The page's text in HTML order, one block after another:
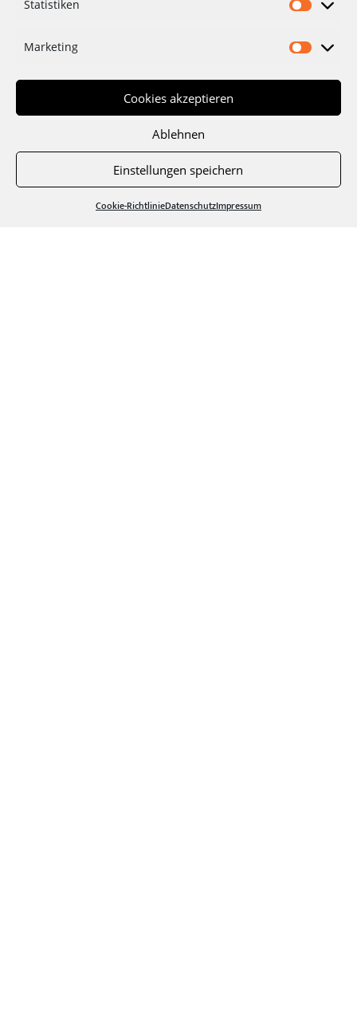
Statistiken
Marketing
Cookies akzeptieren
Ablehnen
Einstellungen speichern
Cookie-RichtlinieDatenschutzImpressum